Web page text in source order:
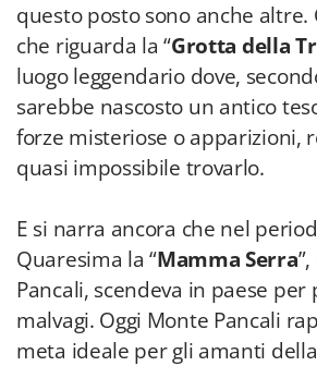
questo posto sono anche altre.
che riguarda la “Grotta della
luogo leggendario dove,
sarebbe nascosto un antico
forze misteriose o apparizioni,
quasi impossibile trovarlo.
E si narra ancora che nel
Quaresima la “Mamma Serra
Pancali, scendeva in paese
malvagi. Oggi Monte Pancali
meta ideale per gli amanti